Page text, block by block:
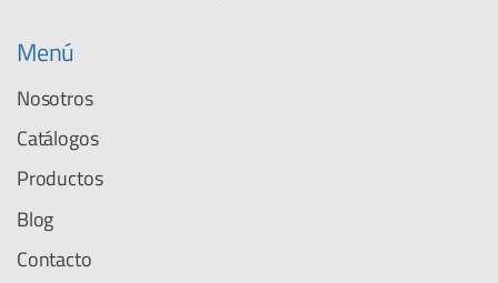
Menú
Nosotros
Catálogos
Productos
Blog
Contacto